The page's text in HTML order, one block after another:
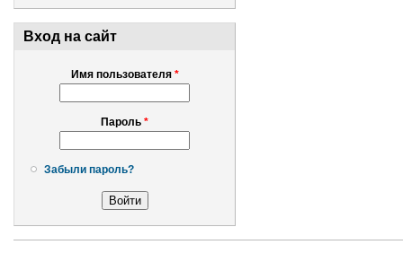
Вход на сайт
Имя пользователя *
Пароль *
Забыли пароль?